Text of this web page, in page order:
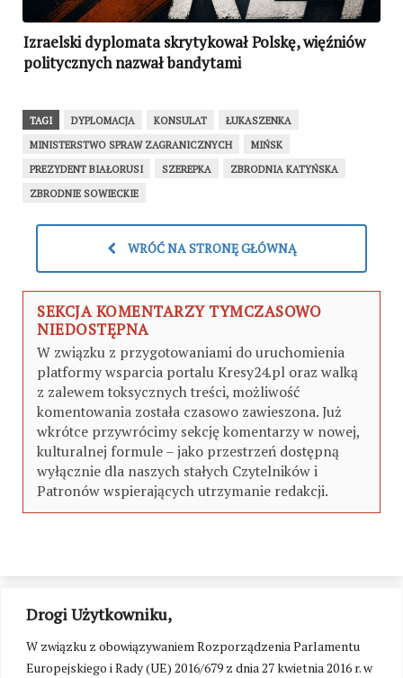
Drogi Użytkowniku,
W związku z obowiązywaniem Rozporządzenia Parlamentu
Europejskiego i Rady (UE) 2016/679 z dnia 27 kwietnia 2016 r. w
Izraelski dyplomata skrytykował Polskę, więźniów
politycznych nazwał bandytami
TAGI DYPLOMACJA KONSULAT
ŁUKASZENKA
MINISTERSTWO SPRAW ZAGRANICZNYCH
MIŃSK
PREZYDENT BIAŁORUSI
SZEREPKA
ZBRODNIA KATYŃSKA
ZBRODNIE SOWIECKIE
WRÓĆ NA STRONĘ GŁÓWNĄ
SEKCJA KOMENTARZY TYMCZASOWO
NIEDOSTĘPNA
W związku z przygotowaniami do uruchomienia
platformy wsparcia portalu Kresy24.pl oraz walką
z zalewem toksycznych treści, możliwość
komentowania została czasowo zawieszona. Już
wkrótce przywrócimy sekcję komentarzy w nowej,
kulturalnej formule – jako przestrzeń dostępną
wyłącznie dla naszych stałych Czytelników i
Patronów wspierających utrzymanie redakcji.